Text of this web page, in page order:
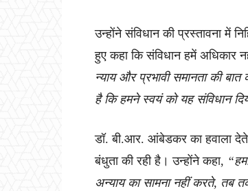
उन्होंने संविधान की प्रस्तावना में
हुए कहा कि संविधान हमें अधिकार
न्याय और प्रभावी समानता की
है कि हमने स्वयं को यह संविधान
डॉ. बी.आर. आंबेडकर का हवाला
बंधुता की रही है। उन्होंने कहा,
अन्याय का सामना नहीं करते, तब